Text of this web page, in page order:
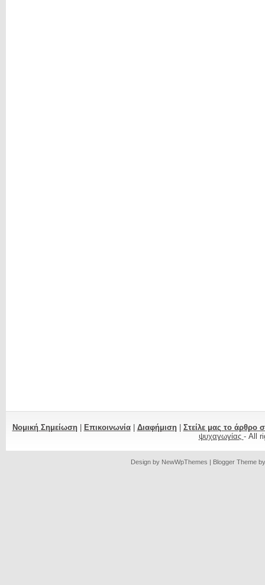
Νομική Σημείωση| Επικοινωνία| Διαφήμιση| Στείλε μας το άρθρο
ψυχαγωγίας - All
Design by NewWpThemes | Blogger Theme